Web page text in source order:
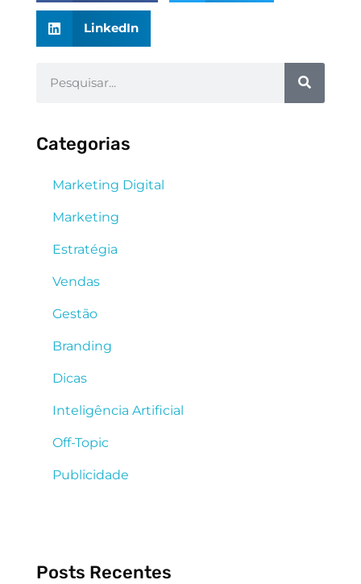
LinkedIn
Categorias
Marketing Digital
Marketing
Estratégia
Vendas
Gestão
Branding
Dicas
Inteligência Artificial
Off-Topic
Publicidade
Posts Recentes